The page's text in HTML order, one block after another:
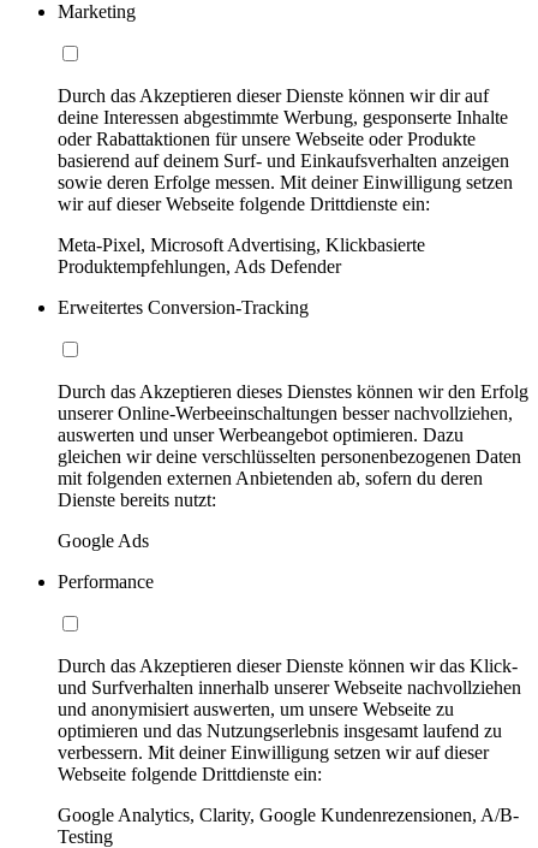
Marketing
Durch das Akzeptieren dieser Dienste können wir dir auf
deine Interessen abgestimmte Werbung, gesponserte Inhalte
oder Rabattaktionen für unsere Webseite oder Produkte
basierend auf deinem Surf- und Einkaufsverhalten anzeigen
sowie deren Erfolge messen. Mit deiner Einwilligung setzen
wir auf dieser Webseite folgende Drittdienste ein:
Meta-Pixel, Microsoft Advertising, Klickbasierte
Produktempfehlungen, Ads Defender
Erweitertes Conversion-Tracking
Durch das Akzeptieren dieses Dienstes können wir den Erfolg
unserer Online-Werbeeinschaltungen besser nachvollziehen,
auswerten und unser Werbeangebot optimieren. Dazu
gleichen wir deine verschlüsselten personenbezogenen Daten
mit folgenden externen Anbietenden ab, sofern du deren
Dienste bereits nutzt:
Google Ads
Performance
Durch das Akzeptieren dieser Dienste können wir das Klick-
und Surfverhalten innerhalb unserer Webseite nachvollziehen
und anonymisiert auswerten, um unsere Webseite zu
optimieren und das Nutzungserlebnis insgesamt laufend zu
verbessern. Mit deiner Einwilligung setzen wir auf dieser
Webseite folgende Drittdienste ein:
Google Analytics, Clarity, Google Kundenrezensionen, A/B-
Testing